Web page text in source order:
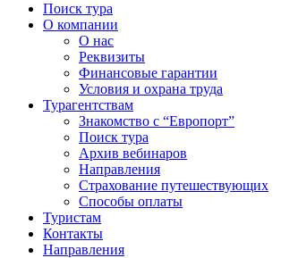
Поиск тура
О компании
О нас
Реквизиты
Финансовые гарантии
Условия и охрана труда
Турагентствам
Знакомство с “Европорт”
Поиск тура
Архив вебинаров
Направления
Страхование путешествующих
Способы оплаты
Туристам
Контакты
Направления